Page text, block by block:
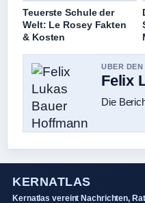
Teuerste Schule der
Welt: Le Rosey Fakten
& Kosten
UBER
Felix
Die
KERNATLAS
Kernatlas vereint Nachrichten,